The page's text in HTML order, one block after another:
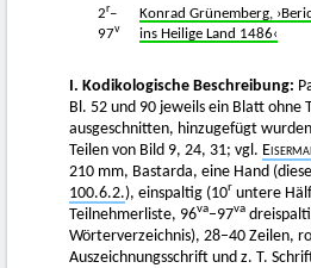
2r–
97v
Konrad Grünemberg,
ins Heilige Land 1486‹
I. Kodikologische Beschreibung:
Bl. 52 und 90 jeweils ein Blatt ohne
ausgeschnitten, hinzugefügt
Teilen von Bild 9, 24, 31; vgl.
210 mm, Bastarda, eine Hand
100.6.2.), einspaltig (10r untere
Teilnehmerliste, 96va–97va
Wörterverzeichnis), 28–40 Zeilen,
Auszeichnungsschrift und z. T.